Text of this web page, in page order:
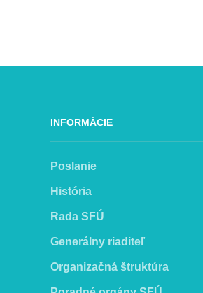
INFORMÁCIE
Poslanie
História
Rada SFÚ
Generálny riaditeľ
Organizačná štruktúra